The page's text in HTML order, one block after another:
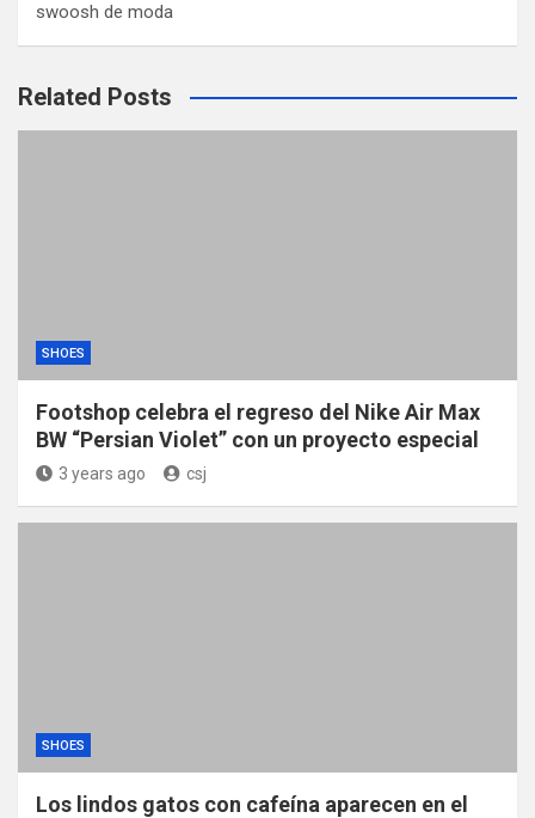
swoosh de moda
Related Posts
SHOES
Footshop celebra el regreso del Nike Air Max
BW “Persian Violet” con un proyecto especial
3 years ago csj
SHOES
Los lindos gatos con cafeína aparecen en el